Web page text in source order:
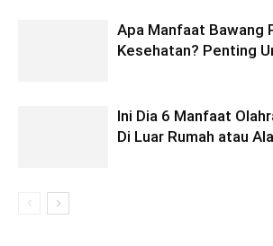
Apa Manfaat Bawang
Kesehatan? Penting
Ini Dia 6 Manfaat
Di Luar Rumah atau